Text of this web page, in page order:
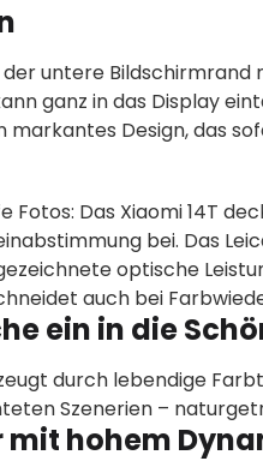
untere
ganz in das Display
markantes Design, das
Das Xiaomi 14T
bei. Das
optische
auch bei
ein in die
durch lebendige
Szenerien –
mit hohem